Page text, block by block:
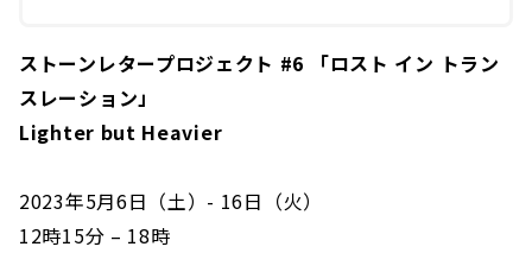
ストーンレタープロジェクト #6 「ロスト イン トラン
スレーション」
Lighter but Heavier
2023年5月6日（土）- 16日（火）
12時15分 – 18時